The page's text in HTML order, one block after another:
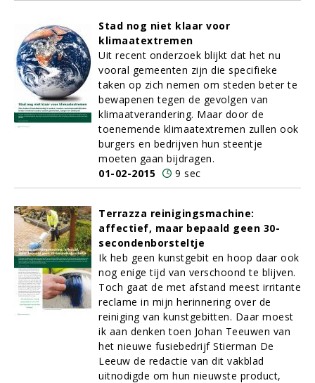
Stad nog niet klaar voor
klimaatextremen
Uit recent onderzoek blijkt dat het nu
vooral gemeenten zijn die specifieke
taken op zich nemen om steden beter te
bewapenen tegen de gevolgen van
klimaatverandering. Maar door de
toenemende klimaatextremen zullen ook
burgers en bedrijven hun steentje
moeten gaan bijdragen.
01-02-2015
9 sec
Terrazza reinigingsmachine:
affectief, maar bepaald geen 30-
secondenborsteltje
Ik heb geen kunstgebit en hoop daar ook
nog enige tijd van verschoond te blijven.
Toch gaat de met afstand meest irritante
reclame in mijn herinnering over de
reiniging van kunstgebitten. Daar moest
ik aan denken toen Johan Teeuwen van
het nieuwe fusiebedrijf Stierman De
Leeuw de redactie van dit vakblad
uitnodigde om hun nieuwste product,